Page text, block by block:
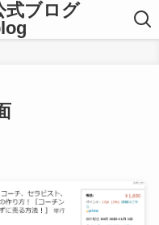
式ブログ